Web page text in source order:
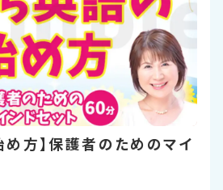
め方】保護者のためのマイ